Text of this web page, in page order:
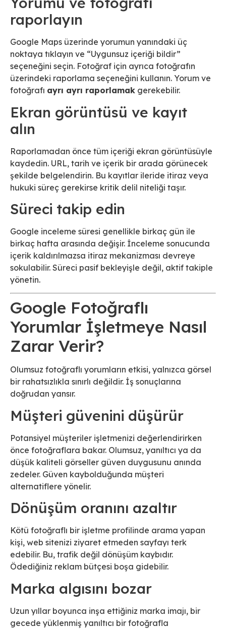
raporlayın
Google Maps üzerinde yorumun yanındaki üç
noktaya tıklayın ve “Uygunsuz içeriği bildir”
seçeneğini seçin. Fotoğraf için ayrıca fotoğrafın
üzerindeki raporlama seçeneğini kullanın. Yorum ve
fotoğrafı ayrı ayrı raporlamak gerekebilir.
Ekran görüntüsü ve kayıt
alın
Raporlamadan önce tüm içeriği ekran görüntüsüyle
kaydedin. URL, tarih ve içerik bir arada görünecek
şekilde belgelendirin. Bu kayıtlar ileride itiraz veya
hukuki süreç gerekirse kritik delil niteliği taşır.
Süreci takip edin
Google inceleme süresi genellikle birkaç gün ile
birkaç hafta arasında değişir. İnceleme sonucunda
içerik kaldırılmazsa itiraz mekanizması devreye
sokulabilir. Süreci pasif bekleyişle değil, aktif takiple
yönetin.
Google Fotoğraflı
Yorumlar İşletmeye Nasıl
Zarar Verir?
Olumsuz fotoğraflı yorumların etkisi, yalnızca görsel
bir rahatsızlıkla sınırlı değildir. İş sonuçlarına
doğrudan yansır.
Müşteri güvenini düşürür
Potansiyel müşteriler işletmenizi değerlendirirken
önce fotoğraflara bakar. Olumsuz, yanıltıcı ya da
düşük kaliteli görseller güven duygusunu anında
zedeler. Güven kaybolduğunda müşteri
alternatiflere yönelir.
Dönüşüm oranını azaltır
Kötü fotoğraflı bir işletme profilinde arama yapan
kişi, web sitenizi ziyaret etmeden sayfayı terk
edebilir. Bu, trafik değil dönüşüm kaybıdır.
Ödediğiniz reklam bütçesi boşa gidebilir.
Marka algısını bozar
Uzun yıllar boyunca inşa ettiğiniz marka imajı, bir
gecede yüklenmiş yanıltıcı bir fotoğrafla